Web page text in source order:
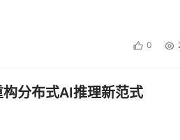
0
分布式AI推理新范式